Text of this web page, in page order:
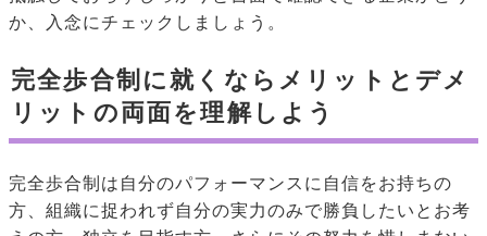
か、入念にチェックしましょう。
完全歩合制に就くならメリットとデメ
リットの両面を理解しよう
完全歩合制は自分のパフォーマンスに自信をお持ちの
方、組織に捉われず自分の実力のみで勝負したいとお考